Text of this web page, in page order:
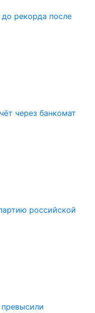
рекорда после
через банкомат
российской